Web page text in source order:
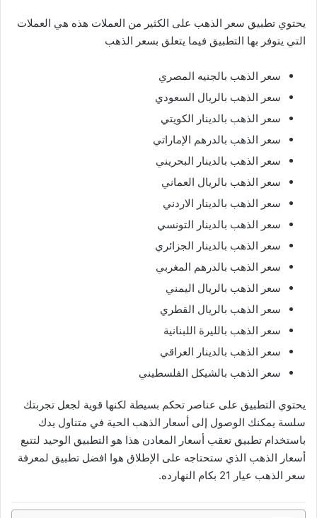
يحتوي تطبيق سعر الذهب على الكثير من العملات هذه هي العملات
التي يتوفر بها التطبيق فيما يتعلق بسعر الذهب
سعر الذهب بالجنيه المصري
سعر الذهب بالريال السعودي
سعر الذهب بالدينار الكويتي
سعر الذهب بالدرهم الإماراتي
سعر الذهب بالدينار البحريني
سعر الذهب بالريال العماني
سعر الذهب بالدينار الاردني
سعر الذهب بالدينار التونسي
سعر الذهب بالدينار الجزائري
سعر الذهب بالدرهم المغربي
سعر الذهب بالريال اليمني
سعر الذهب بالريال القطري
سعر الذهب بالليرة اللبنانية
سعر الذهب بالدينار العراقي
سعر الذهب بالشيكل الفلسطيني
يحتوي التطبيق على عناصر تحكم بسيطة لكنها قوية لجعل تجربتك
سلسة يمكنك الوصول إلى أسعار الذهب الحية في متناول يدك
باستخدام تطبيق تعقب أسعار المعادن هذا هو التطبيق الوحيد لتتبع
أسعار الذهب الذي ستحتاجه على الإطلاق هوا افضل تطبيق لمعرفة
سعر الذهب عيار 21 بكام النهارده.